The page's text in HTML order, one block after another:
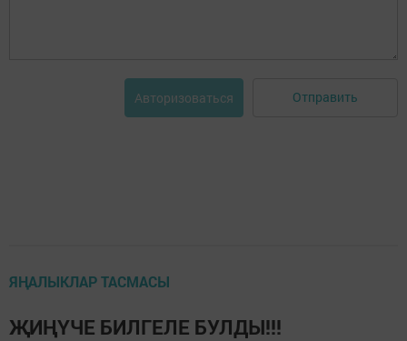
Авторизоваться Отправить
ЯҢАЛЫКЛАР ТАСМАСЫ
ҖИҢҮЧЕ БИЛГЕЛЕ БУЛДЫ!!!